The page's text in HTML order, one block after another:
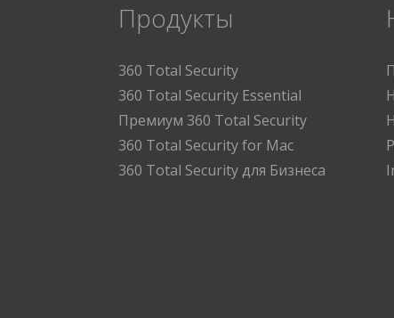
Продукты
360 Total Security
360 Total Security Essential
Премиум 360 Total Security
360 Total Security for Mac
360 Total Security для Бизнеса